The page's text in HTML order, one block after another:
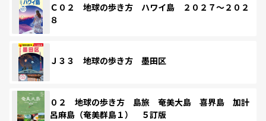
Ｃ０２ 地球の歩き方 ハワイ島 ２０２７～２０２
８
Ｊ３３ 地球の歩き方 墨田区
０２ 地球の歩き方 島旅 奄美大島 喜界島 加計
呂麻島（奄美群島１） ５訂版